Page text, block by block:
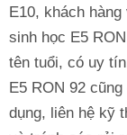
E10, khách
sinh học E5
tên tuổi, có uy
E5 RON 92
dụng, liên hệ kỹ